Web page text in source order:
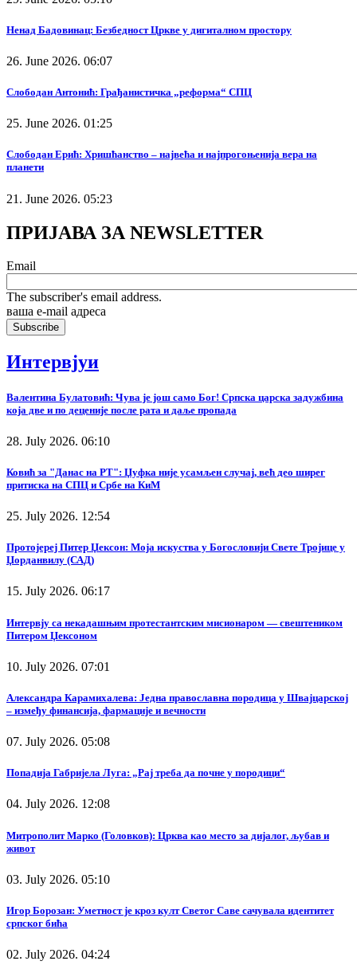
Ненад Бадовинац: Безбедност Цркве у дигиталном простору
26. June 2026. 06:07
Слободан Антонић: Грађанистичка „реформа“ СПЦ
25. June 2026. 01:25
Слободан Ерић: Хришћанство – највећа и најпрогоњенија вера на
планети
21. June 2026. 05:23
ПРИЈАВА ЗА NEWSLETTER
Email
The subscriber's email address.
ваша е-mail адреса
Интервјуи
Валентина Булатовић: Чува је још само Бог! Српска царска задужбина
која две и по деценије после рата и даље пропада
28. July 2026. 06:10
Ковић за "Данас на РТ": Џуфка није усамљен случај, већ део ширег
притиска на СПЦ и Србе на КиМ
25. July 2026. 12:54
Протојереј Питер Џексон: Моја искуства у Богословији Свете Тројице у
Џорданвилу (САД)
15. July 2026. 06:17
Интервју са некадашњим протестантским мисионаром — свештеником
Питером Џексоном
10. July 2026. 07:01
Александра Карамихалева: Једна православна породица у Швајцарској
– између финансија, фармације и вечности
07. July 2026. 05:08
Попадија Габријела Луга: „Рај треба да почне у породици“
04. July 2026. 12:08
Митрополит Марко (Головков): Црква као место за дијалог, љубав и
живот
03. July 2026. 05:10
Игор Борозан: Уметност је кроз култ Светог Саве сачувала идентитет
српског бића
02. July 2026. 04:24